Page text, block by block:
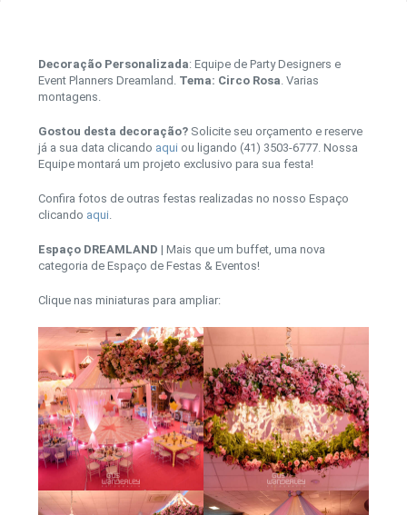
Decoração Personalizada: Equipe de Party Designers e
Event Planners Dreamland. Tema: Circo Rosa . Varias
montagens.
Gostou desta decoração?Solicite seu orçamento e reserve
já a sua data clicando aqui ou ligando (41) 3503-6777. Nossa
Equipe montará um projeto exclusivo para sua festa!
Confira fotos de outras festas realizadas no nosso Espaço
clicando aqui
Espaço DREAMLAND | Mais que um buffet, uma nova
categoria de Espaço de Festas & Eventos!
Clique nas miniaturas para ampliar: